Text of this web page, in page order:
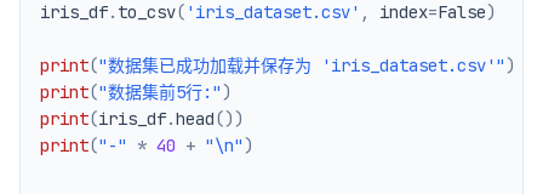
iris_df. to_csv( 'iris_dataset.csv' , index=False)
print("数据集已成功加载并保存为 'iris_dataset.csv'" )
print("数据集前5行:" )
print(iris_df.head() )
print("-" * 40 + "\n" )